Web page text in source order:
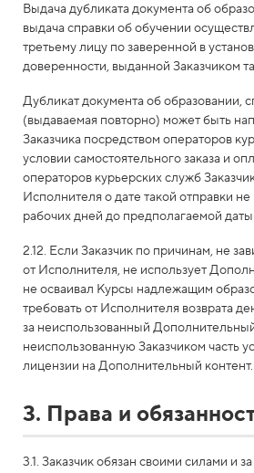
Выдача дубликата документа об
выдача справки об обучении
третьему лицу по заверенной в
доверенности, выданной Заказчиком
Дубликат документа об образовании,
(выдаваемая повторно) может быть
Заказчика посредством операторов
условии самостоятельного заказа и
операторов курьерских служб
Исполнителя о дате такой отправки
рабочих дней до предполагаемой даты
2.12. Если Заказчик по причинам, не
от Исполнителя, не использует
не осваивал Курсы надлежащим
требовать от Исполнителя возврата
за неиспользованный
неиспользованную Заказчиком часть
лицензии на Дополнительный контент.
3. Права и
3.1. Заказчик обязан своими силами и